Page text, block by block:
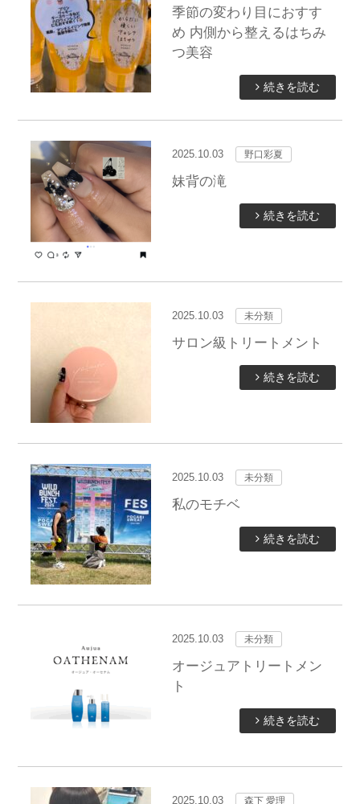
季節の変わり目におすす
め 内側から整えるはちみ
つ美容
続きを読む
2025.10.03 野口彩夏
妹背の滝
続きを読む
2025.10.03 未分類
サロン級トリートメント
続きを読む
2025.10.03 未分類
私のモチベ
続きを読む
2025.10.03 未分類
オージュアトリートメン
ト
続きを読む
2025.10.03 森下 愛理